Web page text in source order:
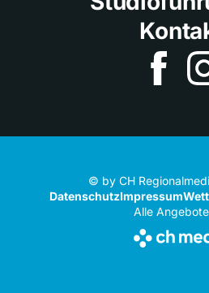
© by CH
DatenschutzImpressum
Alle